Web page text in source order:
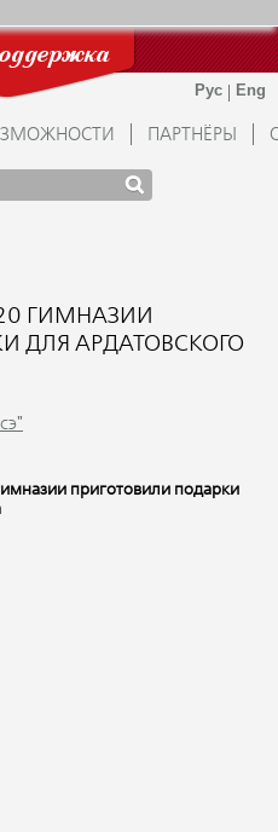
ПАРТНЁРЫ
ГИМНАЗИИ
ДЛЯ АРДАТОВСКОГО
приготовили подарки